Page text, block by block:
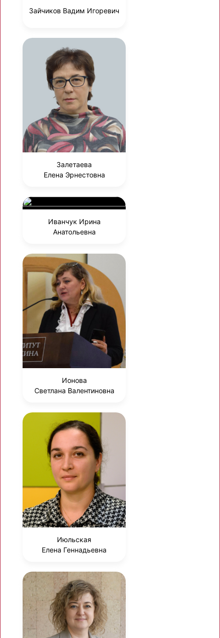
Зайчиков Вадим Игоревич
Залетаева
Елена Эрнестовна
Иванчук Ирина
Анатольевна
Ионова
Светлана Валентиновна
Июльская
Елена Геннадьевна